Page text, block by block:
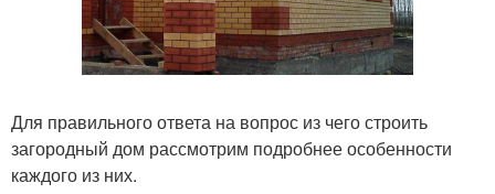
Для правильного ответа на вопрос из чего строить
загородный дом рассмотрим подробнее особенности
каждого из них.